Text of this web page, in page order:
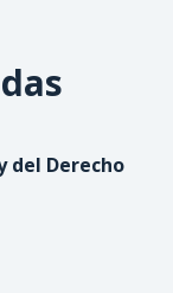
del Derecho